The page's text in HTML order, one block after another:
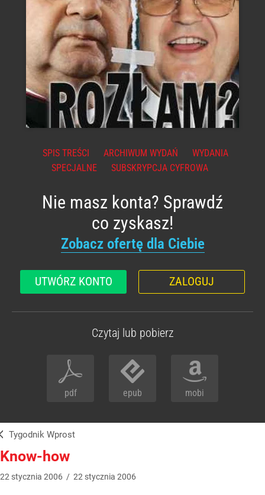
SPIS TREŚCI ARCHIWUM WYDAŃ
WYDANIA
SPECJALNE
SUBSKRYPCJA CYFROWA
Nie masz konta? Sprawdź
co zyskasz!
Zobacz ofertę dla Ciebie
UTWÓRZ KONTO ZALOGUJ
Czytaj lub pobierz
pdf epub mobi
Tygodnik Wprost
Know-how
22 stycznia 2006 / 22 stycznia 2006